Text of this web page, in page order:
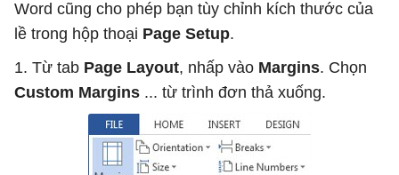
Word cũng cho phép bạn tùy chỉnh kích thước của
lề trong hộp thoại Page Setup.
1. Từ tab Page Layout, nhấp vào Margins. Chọn
Custom Margins ... từ trình đơn thả xuống.